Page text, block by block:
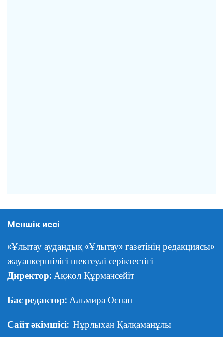
Меншік иесі
«Ұлытау аудандық «Ұлытау» газетінің редакциясы»
жауапкершілігі шектеулі серіктестігі
Директор: Ақжол Құрмансейіт
Бас редактор: Альмира Оспан
Сайт әкімшісі: Нұрлыхан Қалқаманұлы